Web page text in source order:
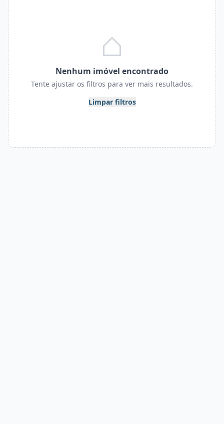
Nenhum imóvel encontrado
Tente ajustar os filtros para ver mais resultados.
Limpar filtros